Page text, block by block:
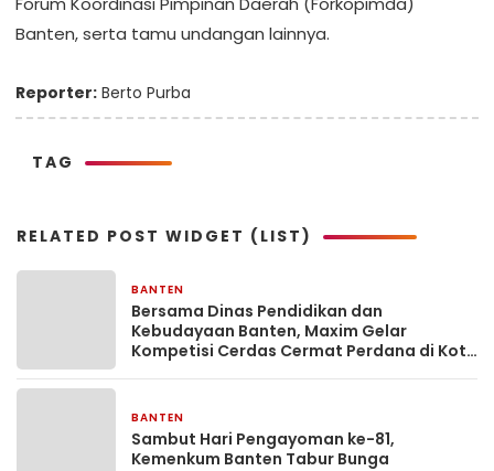
Banten, serta tamu undangan lainnya.
Reporter: Berto Purba
TAG
RELATED POST WIDGET (LIST)
BANTEN
Bersama Dinas Pendidikan dan
Kebudayaan Banten, Maxim Gelar
Kompetisi Cerdas Cermat Perdana di Kota
BANTEN
Sambut Hari Pengayoman ke-81,
Kemenkum Banten Tabur Bunga